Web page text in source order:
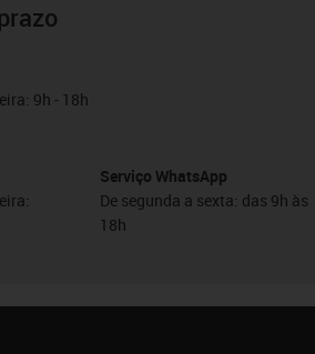
9h - 18h
Serviço WhatsApp
De segunda a sexta: das 9h às
18h